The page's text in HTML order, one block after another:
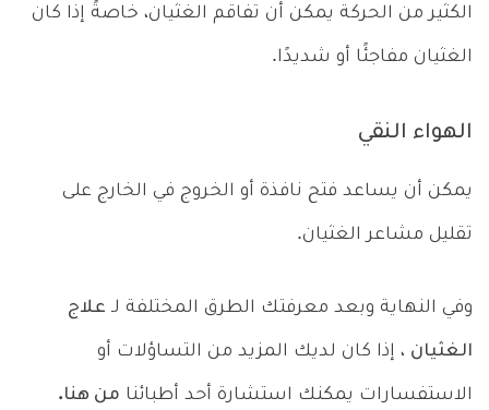
الكثير من الحركة يمكن أن تفاقم الغثيان، خاصةً إذا كان
الغثيان مفاجئًا أو شديدًا.
الهواء النقي
يمكن أن يساعد فتح نافذة أو الخروج في الخارج على
تقليل مشاعر الغثيان.
وفي النهاية وبعد معرفتك الطرق المختلفة لـ علاج
الغثيان ، إذا كان لديك المزيد من التساؤلات أو
الاستفسارات يمكنك استشارة أحد أطبائنا من هنا.